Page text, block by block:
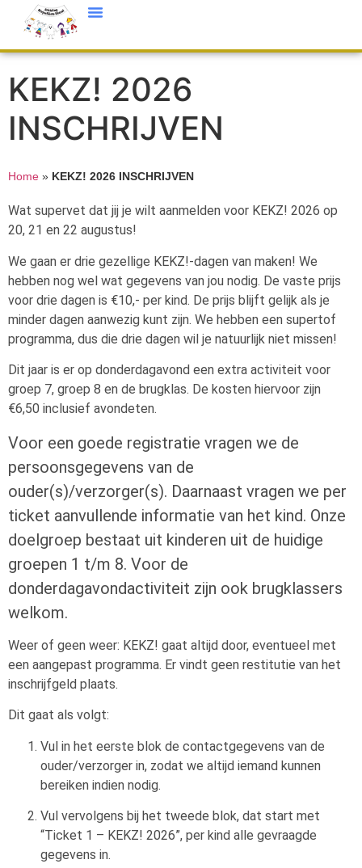
KEKZ! 2026
INSCHRIJVEN
Home » KEKZ! 2026 INSCHRIJVEN
Wat supervet dat jij je wilt aanmelden voor KEKZ! 2026 op
20, 21 en 22 augustus!
We gaan er drie gezellige KEKZ!-dagen van maken! We
hebben nog wel wat gegevens van jou nodig. De vaste prijs
voor drie dagen is €10,- per kind. De prijs blijft gelijk als je
minder dagen aanwezig kunt zijn. We hebben een supertof
programma, dus die drie dagen wil je natuurlijk niet missen!
Dit jaar is er op donderdagavond een extra activiteit voor
groep 7, groep 8 en de brugklas. De kosten hiervoor zijn
€6,50 inclusief avondeten.
Voor een goede registratie vragen we de
persoonsgegevens van de
ouder(s)/verzorger(s). Daarnaast vragen we per
ticket aanvullende informatie van het kind. Onze
doelgroep bestaat uit kinderen uit de huidige
groepen 1 t/m 8. Voor de
donderdagavondactiviteit zijn ook brugklassers
welkom.
Weer of geen weer: KEKZ! gaat altijd door, eventueel met
een aangepast programma. Er vindt geen restitutie van het
inschrijfgeld plaats.
Dit gaat als volgt:
Vul in het eerste blok de contactgegevens van de
ouder/verzorger in, zodat we altijd iemand kunnen
bereiken indien nodig.
Vul vervolgens bij het tweede blok, dat start met
“Ticket 1 – KEKZ! 2026”, per kind alle gevraagde
gegevens in.